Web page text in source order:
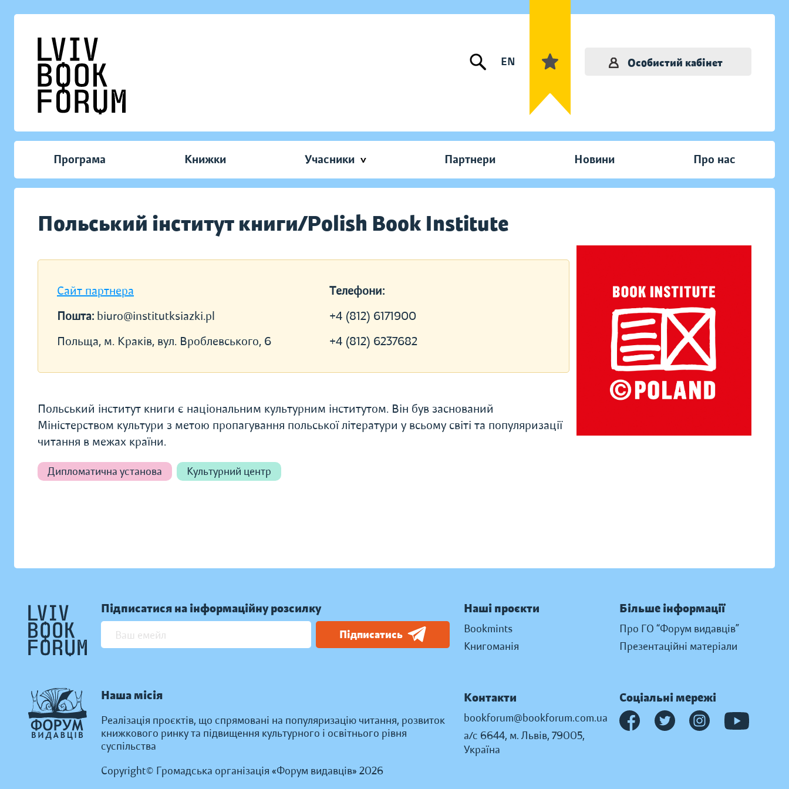
EN Особистий кабінет
Програма Книжки Учасники Партнери Новини Про нас
Польський інститут книги/Polish Book Institute
Сайт партнера
Пошта: biuro@institutksiazki.pl
Польща, м. Краків, вул. Вроблевського, 6
Телефони:
+4 (812) 6171900
+4 (812) 6237682
Польський інститут книги є національним культурним інститутом. Він був заснований
Міністерством культури з метою пропагування польської літератури у всьому світі та популяризації
читання в межах країни.
Дипломатична установа Культурний центр
Підписатися на інформаційну розсилку
Підписатись
Наша місія
Реалізація проєктів, що спрямовані на популяризацію читання, розвиток
книжкового ринку та підвищення культурного і освітнього рівня
суспільства
Copyright© Громадська організація «Форум видавців» 2026
Наші проєкти
Bookmints
Книгоманія
Більше інформації
Про ГО “Форум видавців”
Презентаційні матеріали
Контакти
bookforum@bookforum.com.ua
а/с 6644, м. Львів, 79005,
Україна
Соціальні мережі